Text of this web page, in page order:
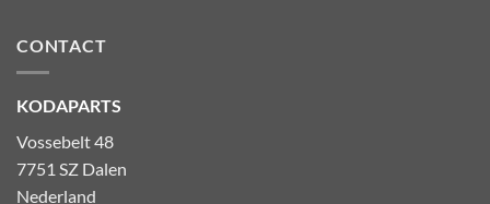
CONTACT
KODAPARTS
Vossebelt 48
7751 SZ Dalen
Nederland